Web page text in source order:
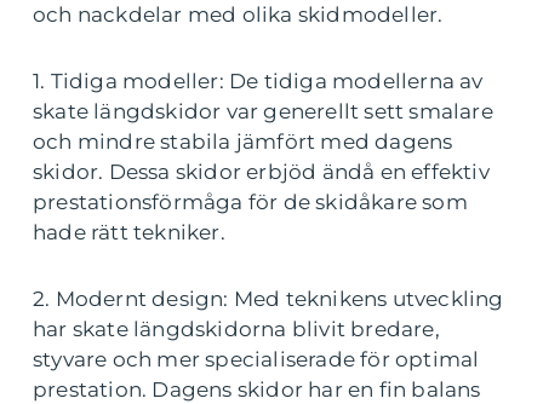
och nackdelar med olika skidmodeller.
1. Tidiga modeller: De tidiga modellerna av
skate längdskidor var generellt sett smalare
och mindre stabila jämfört med dagens
skidor. Dessa skidor erbjöd ändå en effektiv
prestationsförmåga för de skidåkare som
hade rätt tekniker.
2. Modernt design: Med teknikens utveckling
har skate längdskidorna blivit bredare,
styvare och mer specialiserade för optimal
prestation. Dagens skidor har en fin balans